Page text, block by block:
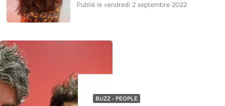
Publié le vendredi 2 septembre 2022
BUZZ - PEOPLE